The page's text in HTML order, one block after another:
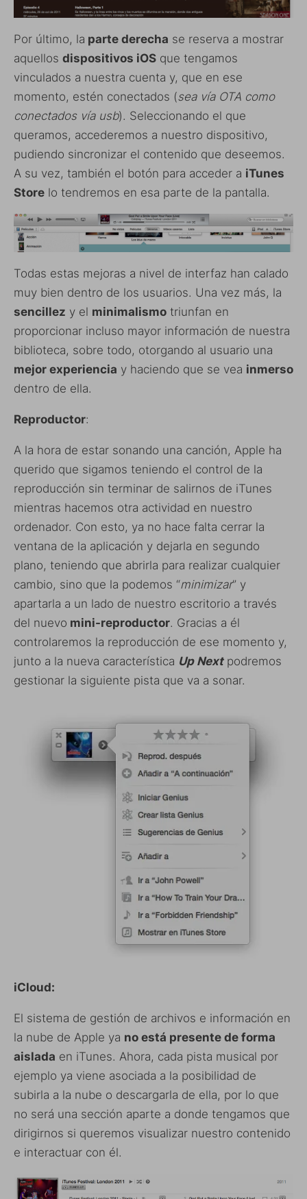
Por último, la parte derecha se reserva a mostrar
aquellos dispositivos iOS que tengamos
vinculados a nuestra cuenta y, que en ese
momento, estén conectados (sea vía OTA como
conectados vía usb). Seleccionando el que
queramos, accederemos a nuestro dispositivo,
pudiendo sincronizar el contenido que deseemos.
A su vez, también el botón para acceder a iTunes
Store lo tendremos en esa parte de la pantalla.
Todas estas mejoras a nivel de interfaz han calado
muy bien dentro de los usuarios. Una vez más, la
sencillez y el minimalismo triunfan en
proporcionar incluso mayor información de nuestra
biblioteca, sobre todo, otorgando al usuario una
mejor experiencia y haciendo que se vea inmerso
dentro de ella.
Reproductor:
A la hora de estar sonando una canción, Apple ha
querido que sigamos teniendo el control de la
reproducción sin terminar de salirnos de iTunes
mientras hacemos otra actividad en nuestro
ordenador. Con esto, ya no hace falta cerrar la
ventana de la aplicación y dejarla en segundo
plano, teniendo que abrirla para realizar cualquier
cambio, sino que la podemos “minimizar” y
apartarla a un lado de nuestro escritorio a través
del nuevo mini-reproductor. Gracias a él
controlaremos la reproducción de ese momento y,
junto a la nueva característica Up Nextpodremos
gestionar la siguiente pista que va a sonar.
iCloud:
El sistema de gestión de archivos e información en
la nube de Apple ya no está presente de forma
aislada en iTunes. Ahora, cada pista musical por
ejemplo ya viene asociada a la posibilidad de
subirla a la nube o descargarla de ella, por lo que
no será una sección aparte a donde tengamos que
dirigirnos si queremos visualizar nuestro contenido
e interactuar con él.